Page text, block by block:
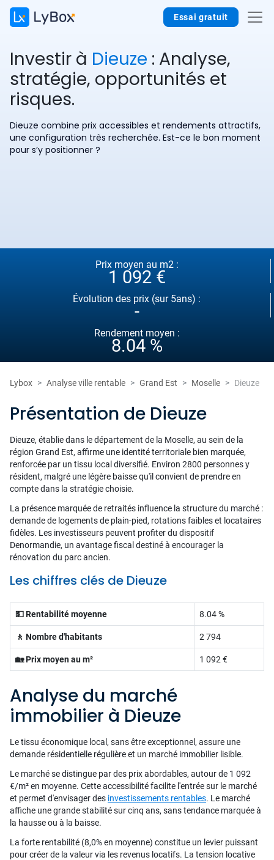
Essai gratuit
Investir à Dieuze : Analyse,
stratégie, opportunités et
risques.
Dieuze combine prix accessibles et rendements attractifs,
une configuration très recherchée. Est-ce le bon moment
pour s’y positionner ?
Prix moyen au m2 :
1 092 €
Évolution des prix (sur 5ans) :
-
Rendement moyen :
8.04 %
Lybox Analyse ville rentable Grand Est Moselle Dieuze
Présentation de Dieuze
Dieuze, établie dans le département de la Moselle, au sein de la
région Grand Est, affirme une identité territoriale bien marquée,
renforcée par un tissu local diversifié. Environ 2800 personnes y
résident, malgré une légère baisse qu'il convient de prendre en
compte dans la stratégie choisie.
La présence marquée de retraités influence la structure du marché :
demande de logements de plain-pied, rotations faibles et locataires
fidèles. Les investisseurs peuvent profiter du dispositif
Denormandie, un avantage fiscal destiné à encourager la
rénovation du parc ancien.
Les chiffres clés de Dieuze
💵 Rentabilité moyenne 8.04 %
🚶 Nombre d'habitants 2 794
🏡 Prix moyen au m² 1 092 €
Analyse du marché
immobilier à Dieuze
Le tissu économique local, sans être exceptionnel, assure une
demande résidentielle régulière et un marché immobilier lisible.
Le marché se distingue par des prix abordables, autour de 1 092
€/m² en moyenne. Cette accessibilité facilite l'entrée sur le marché
et permet d'envisager des investissements rentables. Le marché
affiche une grande stabilité sur cinq ans, sans tendance marquée à
la hausse ou à la baisse.
La forte rentabilité (8,0% en moyenne) constitue un levier puissant
pour créer de la valeur via les revenus locatifs. La tension locative